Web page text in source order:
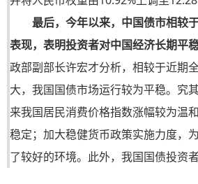
最后，今年以来，中国债市相较
表现，表明投资者对中国经济长期平
政部副部长许宏才分析，相较于近期
大，我国国债市场运行较为平稳。究
来我国居民消费价格指数涨幅较为温
稳定；加大稳健货币政策实施力度，
了较好的环境。此外，我国国债投资